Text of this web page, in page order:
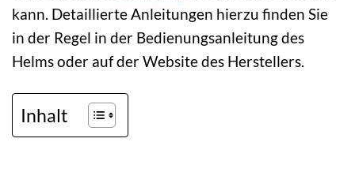
kann. Detaillierte Anleitungen hierzu finden Sie
in der Regel in der Bedienungsanleitung des
Helms oder auf der Website des Herstellers.
Inhalt